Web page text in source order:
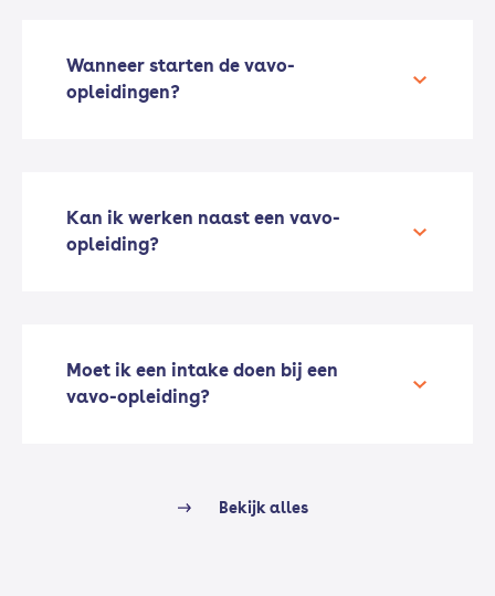
Wanneer starten de vavo-
opleidingen?
Kan ik werken naast een vavo-
opleiding?
Moet ik een intake doen bij een
vavo-opleiding?
Bekijk alles